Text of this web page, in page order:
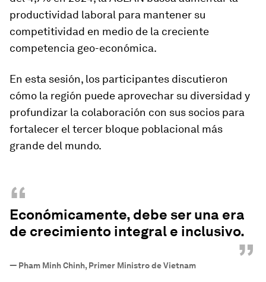
productividad laboral para mantener su
competitividad en medio de la creciente
competencia geo-económica.
En esta sesión, los participantes discutieron
cómo la región puede aprovechar su diversidad y
profundizar la colaboración con sus socios para
fortalecer el tercer bloque poblacional más
grande del mundo.
“
Económicamente, debe ser una era
de crecimiento integral e inclusivo.
”
— Pham Minh Chinh, Primer Ministro de Vietnam